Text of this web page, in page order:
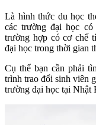
Là hình thức du học
các trường đại học
trường hợp có cơ chế
đại học trong thời gian
Cụ thể bạn cần phải
trình trao đổi sinh viên
trường đại học tại Nhật